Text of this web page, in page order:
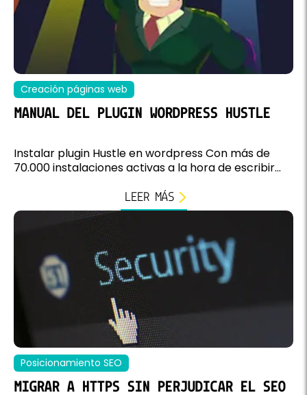
Creación páginas web
MANUAL DEL PLUGIN WORDPRESS HUSTLE
Instalar plugin Hustle en wordpress Con más de
70.000 instalaciones activas a la hora de escribir...
LEER MÁS
Posicionamiento SEO
MIGRAR A HTTPS SIN PERJUDICAR EL SEO